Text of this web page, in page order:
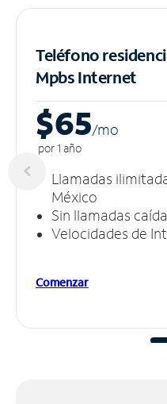
Teléfono
MpbsInternet
$65/mo
por 1 año
Llamadas
México
Sin llamadas
Velocidades de
Comenzar